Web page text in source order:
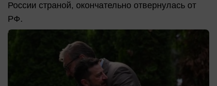
России страной, окончательно отвернулась от
РФ.